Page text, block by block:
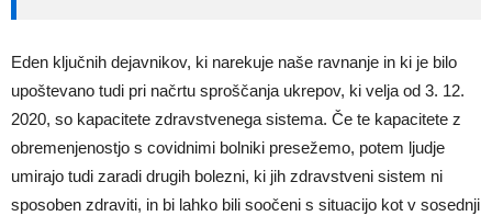
Eden ključnih dejavnikov, ki narekuje naše ravnanje in ki je bilo
upoštevano tudi pri načrtu sproščanja ukrepov, ki velja od 3. 12.
2020, so kapacitete zdravstvenega sistema. Če te kapacitete z
obremenjenostjo s covidnimi bolniki presežemo, potem ljudje
umirajo tudi zaradi drugih bolezni, ki jih zdravstveni sistem ni
sposoben zdraviti, in bi lahko bili soočeni s situacijo kot v sosednji